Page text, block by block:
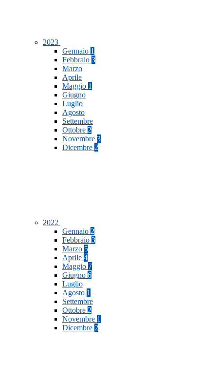
2023
Gennaio 1
Febbraio 3
Marzo
Aprile
Maggio 1
Giugno
Luglio
Agosto
Settembre
Ottobre 2
Novembre 3
Dicembre 2
2022
Gennaio 2
Febbraio 3
Marzo 5
Aprile 4
Maggio 7
Giugno 6
Luglio
Agosto 1
Settembre
Ottobre 2
Novembre 1
Dicembre 2